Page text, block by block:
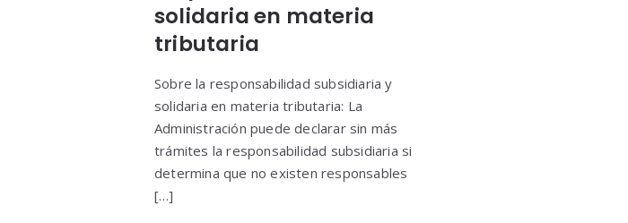
solidaria en materia
tributaria
Sobre la responsabilidad subsidiaria y
solidaria en materia tributaria: La
Administración puede declarar sin más
trámites la responsabilidad subsidiaria si
determina que no existen responsables
[…]